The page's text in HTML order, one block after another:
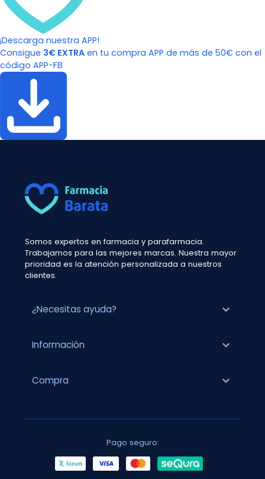
¡Descarga nuestra APP!
Consigue 3€ EXTRA en tu compra APP de más de 50€ con el
código APP-FB
Somos expertos en farmacia y parafarmacia.
Trabajamos para las mejores marcas. Nuestra mayor
prioridad es la atención personalizada a nuestros
clientes.
¿Necesitas ayuda? expand_more
Información expand_more
Compra expand_more
Pago seguro: